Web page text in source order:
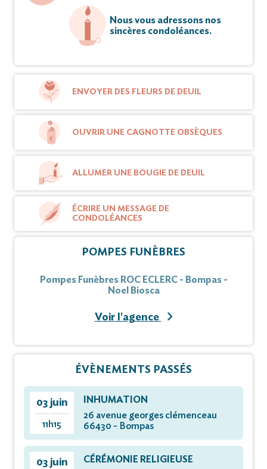
Nous vous adressons nos
sincères condoléances.
ENVOYER DES FLEURS DE DEUIL
OUVRIR UNE CAGNOTTE OBSÈQUES
ALLUMER UNE BOUGIE DE DEUIL
ÉCRIRE UN MESSAGE DE
CONDOLÉANCES
POMPES FUNÈBRES
Pompes Funèbres ROC ECLERC - Bompas -
Noel Biosca
Voir l'agence
ÉVÈNEMENTS PASSÉS
03 juin
11h15
INHUMATION
26 avenue georges clémenceau
66430 - Bompas
03 juin
CÉRÉMONIE RELIGIEUSE